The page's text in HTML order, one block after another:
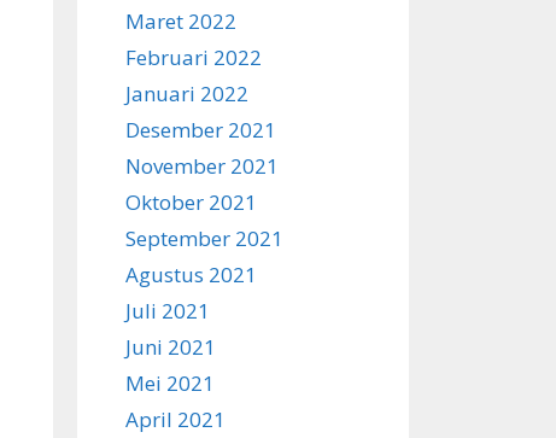
Maret 2022
Februari 2022
Januari 2022
Desember 2021
November 2021
Oktober 2021
September 2021
Agustus 2021
Juli 2021
Juni 2021
Mei 2021
April 2021